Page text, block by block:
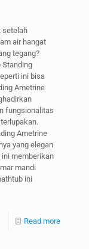
setelah
air hangat
tegang?
Standing
ini bisa
Ametrine
fungsionalitas
Ametrine
yang elegan
ini memberikan
mandi
ini
Read more